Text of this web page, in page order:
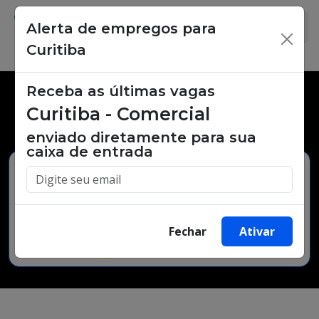
Vagas de emprego,
oportunidades de trabalho.
Buscar Vagas
Alerta de empregos para
Curitiba
×
Receba as últimas vagas
Curitiba - Comercial
enviado diretamente para sua
caixa de entrada
Fechar Ativar